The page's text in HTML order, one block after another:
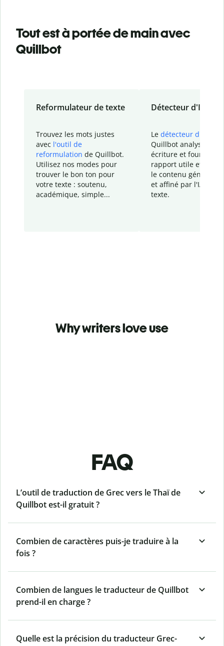
Tout est à portée de main avec
Quillbot
Reformulateur de texte
Trouvez les mots justes
avec l'outil de
reformulation de Quillbot.
Utilisez nos modes pour
trouver le bon ton pour
votre texte : soutenu,
académique, simple...
Détecteur d'IA
Le détecteur d'IA
Quillbot analyse votre
écriture et fournit un
rapport utile et
le contenu généré
et affiné par l'IA
texte.
Why writers love use
FAQ
L’outil de traduction de Grec vers le Thaï de
Quillbot est-il gratuit ?
Combien de caractères puis-je traduire à la
fois ?
Combien de langues le traducteur de Quillbot
prend-il en charge ?
Quelle est la précision du traducteur Grec-